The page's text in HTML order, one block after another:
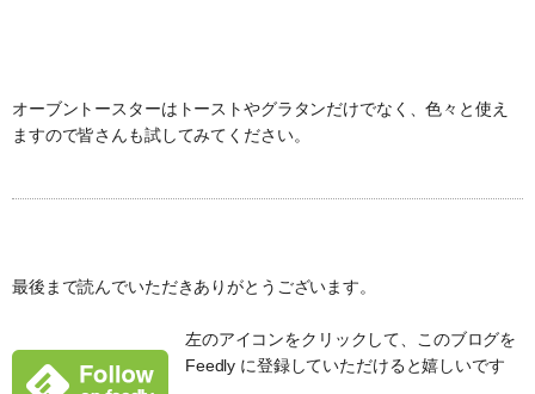
オーブントースターはトーストやグラタンだけでなく、色々と使え
ますので皆さんも試してみてください。
最後まで読んでいただきありがとうございます。
左のアイコンをクリックして、このブログを
Feedly に登録していただけると嬉しいです